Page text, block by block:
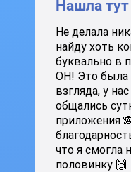
Нашла
Не делала
найду хоть
буквально в
ОН! Это была
взгляда, у
общались
приложения
что я смогла
половинку 🙌